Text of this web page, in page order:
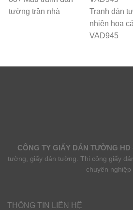
tường trần nhà
Tranh dán
nhiên hoa
VAD945
CÔNG TY GIẤY DÁN TƯỜNG HD
tường, giấy dán tường. Thi công giấy
chuyên nghiệp
THÔNG TIN LIÊN HỆ